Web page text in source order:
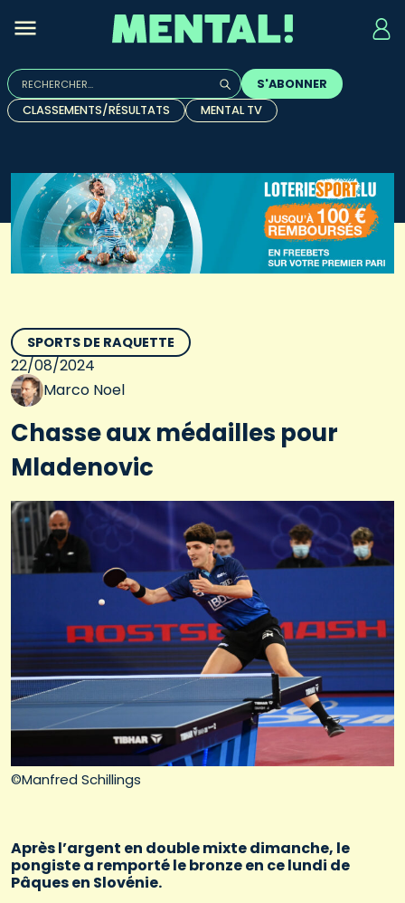
Rechercher :
Quand les résultats de l'auto-complétion sont
S'ABONNER
CLASSEMENTS/RÉSULTATS
MENTAL TV
©Manfred Schillings
SPORTS DE RAQUETTE
22/08/2024
Marco Noel
Chasse aux médailles pour
Mladenovic
Après l’argent en double mixte dimanche, le
pongiste a remporté le bronze en ce lundi de
Pâques en Slovénie.